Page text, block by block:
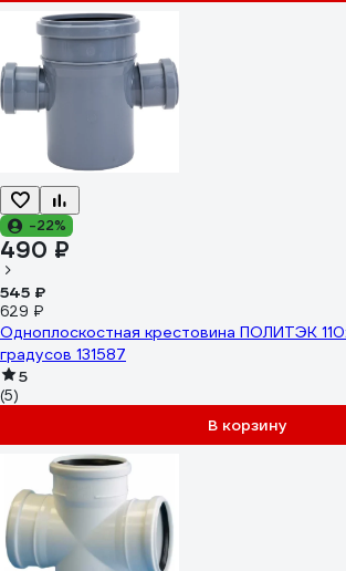
-22%
490 ₽
545 ₽
629 ₽
Одноплоскостная крестовина ПОЛИТЭК
градусов 131587
5
(5)
В корзину